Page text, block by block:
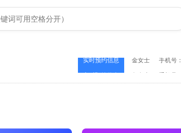
手机号
手机号
手机号
实时预约信息 詹女士 手机号